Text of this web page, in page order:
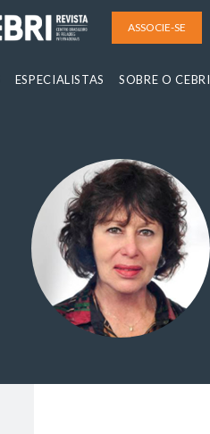
ASSOCIE-SE
ESPECIALISTAS SOBRE O CEBRI